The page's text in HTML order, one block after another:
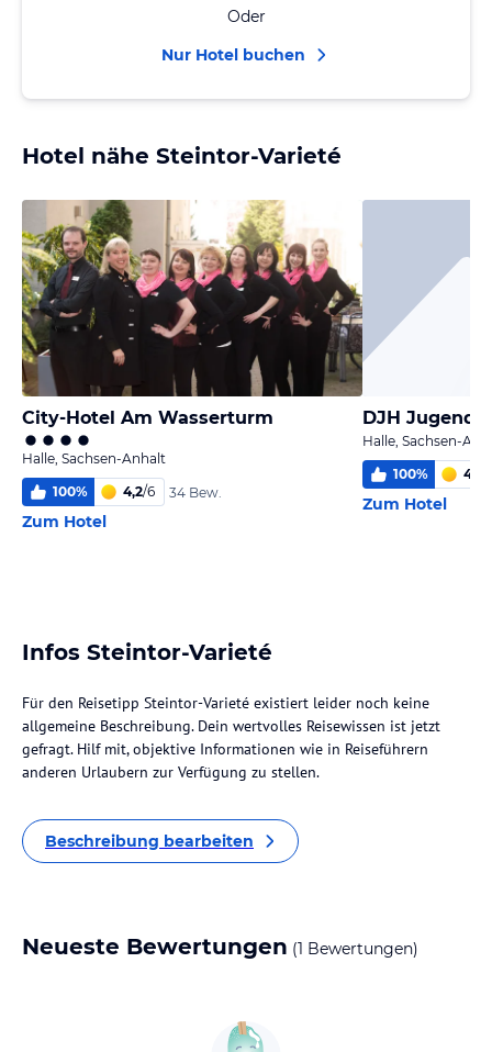
Oder
Nur Hotel buchen
Hotel nähe Steintor-Varieté
City-Hotel Am Wasserturm
Halle, Sachsen-Anhalt
100% 4,2/6 34 Bew.
Zum Hotel
DJH
Halle, Sachsen-
100% 4,9
Zum Hotel
Infos Steintor-Varieté
Für den Reisetipp Steintor-Varieté existiert leider noch keine
allgemeine Beschreibung. Dein wertvolles Reisewissen ist jetzt
gefragt. Hilf mit, objektive Informationen wie in Reiseführern
anderen Urlaubern zur Verfügung zu stellen.
Beschreibung bearbeiten
Neueste Bewertungen (1 Bewertungen)